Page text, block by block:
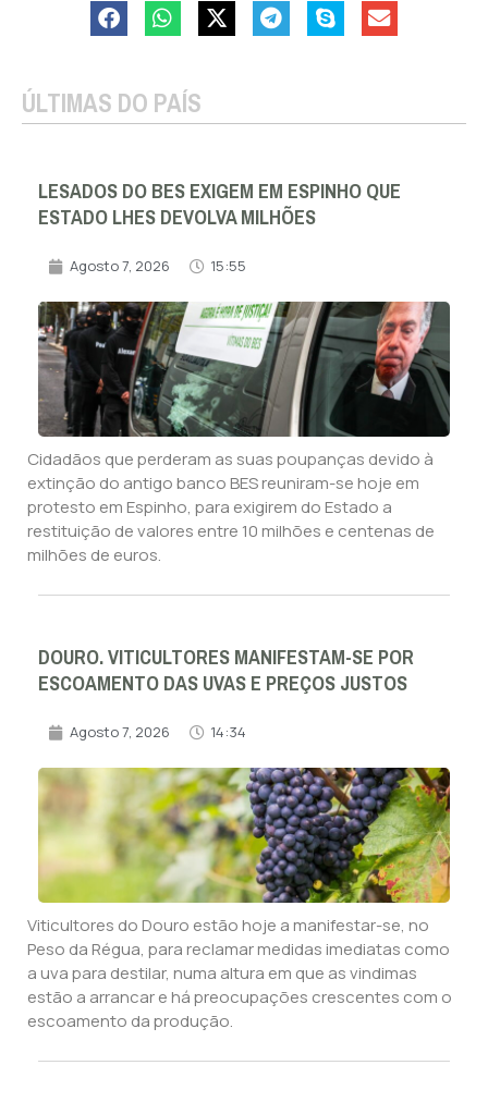
ÚLTIMAS DO PAÍS
LESADOS DO BES EXIGEM EM ESPINHO QUE
ESTADO LHES DEVOLVA MILHÕES
Agosto 7, 2026 15:55
Cidadãos que perderam as suas poupanças devido à
extinção do antigo banco BES reuniram-se hoje em
protesto em Espinho, para exigirem do Estado a
restituição de valores entre 10 milhões e centenas de
milhões de euros.
DOURO. VITICULTORES MANIFESTAM-SE POR
ESCOAMENTO DAS UVAS E PREÇOS JUSTOS
Agosto 7, 2026 14:34
Viticultores do Douro estão hoje a manifestar-se, no
Peso da Régua, para reclamar medidas imediatas como
a uva para destilar, numa altura em que as vindimas
estão a arrancar e há preocupações crescentes com o
escoamento da produção.